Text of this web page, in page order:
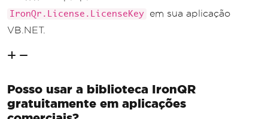
IronQr.License.LicenseKey
em sua aplicação
VB.NET.
Posso usar a biblioteca IronQR
gratuitamente em aplicações